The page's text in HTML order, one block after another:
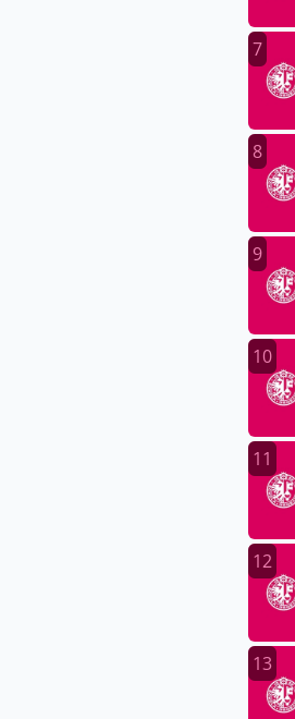
7
8
9
10
11
12
13